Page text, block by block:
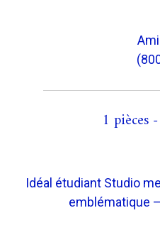
1 pièces
Idéal étudiant Studio
emblématique